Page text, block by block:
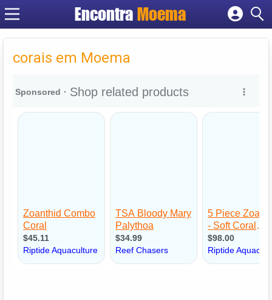
Encontra Moema
Criar conta
corais em Moema